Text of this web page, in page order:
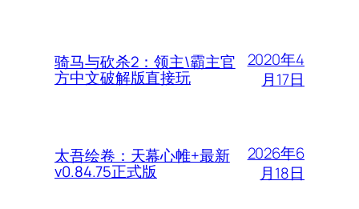
骑马与砍杀2：领主\霸主官
方中文破解版直接玩
2020年4
月17日
太吾绘卷：天幕心帷+最新
v0.84.75正式版
2026年6
月18日